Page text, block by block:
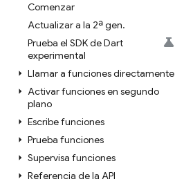
Comenzar
Actualizar a la 2ª gen.
Prueba el SDK de Dart
experimental
Llamar a funciones directamente
Activar funciones en segundo
plano
Escribe funciones
Prueba funciones
Supervisa funciones
Referencia de la API